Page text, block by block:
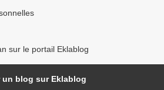
sur le portail Eklablog
un blog sur Eklablog